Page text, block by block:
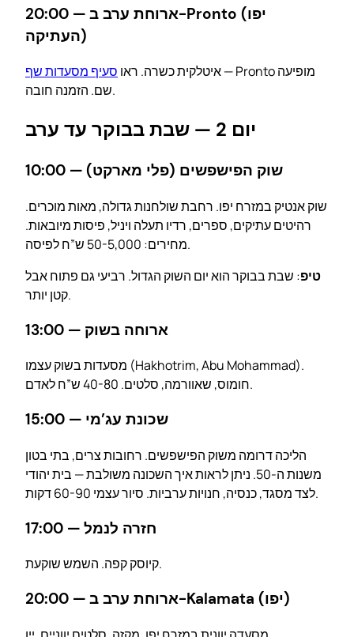
20:00 — ארוחת ערב ב-Pronto (יפו
העתיקה)
איטלקית כשרה. ראו סעיף מסעדות שף
— Pronto מופיעה
שם. הזמנה חובה.
יום 2 — שבת בבוקר עד ערב
10:00 — שוק הפישפשים (פלי מארקט)
שוק אנטיק במזרח יפו. רחבת שולחנות גדולה, מאות מוכרים.
רהיטים עתיקים, ספרים, רדיו תעלה ויניל, פיסות מיובאות.
מחירים: 50-5,000 ש”ח לפיסה.
טיפ: שבת בבוקר הוא יום השוק הגדול. רביעי גם פתוח אבל
קטן יותר.
13:00 — ארוחה בשוק
מסעדות בשוק עצמו (Hakhotrim, Abu Mohammad).
חומוס, שאוורמה, סלטים. 40-80 ש”ח לאדם.
15:00 — שכונת עג’מי
הליכה דרומה משוק הפישפשים. רחובות צרים, בתי בטון
משנות ה-50. ניתן לראות איך השכונה משולבת — בית יהודי
לצד מסגד, כנסיה, חנויות ערביות. סיור עצמי 60-90 דקות.
17:00 — חזרה לנמל
קיוסק קפה. השמש שוקעת.
20:00 — ארוחת ערב ב-Kalamata (יפו)